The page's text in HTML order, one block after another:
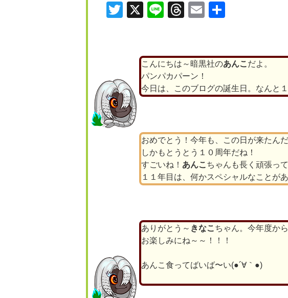
Twitter
X LineThreads
Email
こんにちは～暗黒社のあんこ だよ。
パンパカパーン！
今日は、このブログの誕生日。なんと
おめでとう！今年も、この日が来たんだ
しかもとうとう１０周年だね！
すごいね！ あんこ ちゃんも長く頑張っ
１１年目は、何かスペシャルなことが
ありがとう～ きなこ ちゃん。今年度か
お楽しみにね～～！！！
あんこ食ってばいば〜い(●´∀｀●)